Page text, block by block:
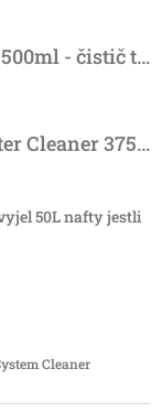
JLM Diesel Turbo Cleaner 500ml - čistič turba
JLM Diesel Particulate Filter Cleaner 375ml - účinný čistič DPF
50L nafty jestli
Cleaner